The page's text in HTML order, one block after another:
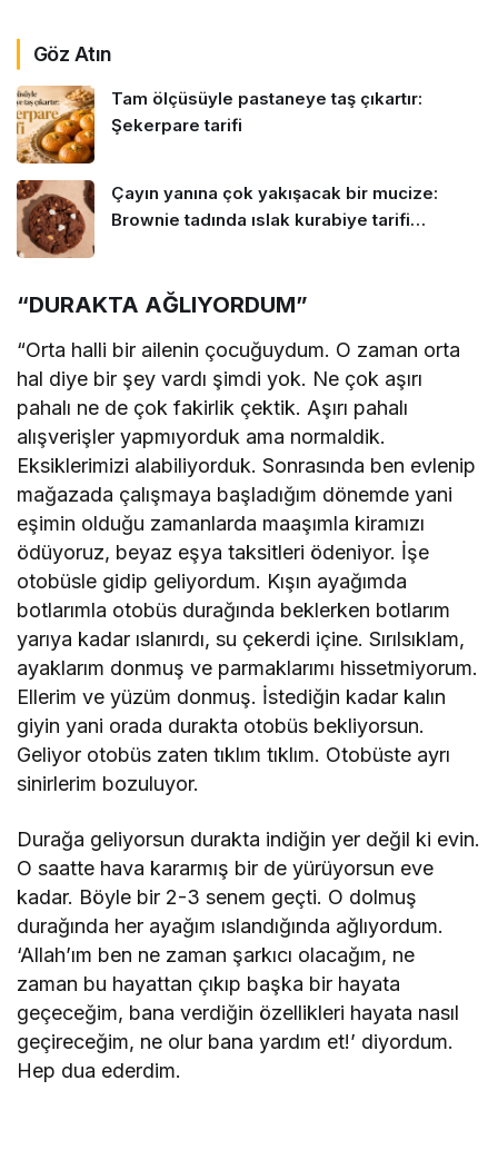
Göz Atın
Tam ölçüsüyle pastaneye taş çıkartır:
Şekerpare tarifi
Çayın yanına çok yakışacak bir mucize:
Brownie tadında ıslak kurabiye tarifi…
“DURAKTA AĞLIYORDUM”
“Orta halli bir ailenin çocuğuydum. O zaman orta
hal diye bir şey vardı şimdi yok. Ne çok aşırı
pahalı ne de çok fakirlik çektik. Aşırı pahalı
alışverişler yapmıyorduk ama normaldik.
Eksiklerimizi alabiliyorduk. Sonrasında ben evlenip
mağazada çalışmaya başladığım dönemde yani
eşimin olduğu zamanlarda maaşımla kiramızı
ödüyoruz, beyaz eşya taksitleri ödeniyor. İşe
otobüsle gidip geliyordum. Kışın ayağımda
botlarımla otobüs durağında beklerken botlarım
yarıya kadar ıslanırdı, su çekerdi içine. Sırılsıklam,
ayaklarım donmuş ve parmaklarımı hissetmiyorum.
Ellerim ve yüzüm donmuş. İstediğin kadar kalın
giyin yani orada durakta otobüs bekliyorsun.
Geliyor otobüs zaten tıklım tıklım. Otobüste ayrı
sinirlerim bozuluyor.
Durağa geliyorsun durakta indiğin yer değil ki evin.
O saatte hava kararmış bir de yürüyorsun eve
kadar. Böyle bir 2-3 senem geçti. O dolmuş
durağında her ayağım ıslandığında ağlıyordum.
‘Allah’ım ben ne zaman şarkıcı olacağım, ne
zaman bu hayattan çıkıp başka bir hayata
geçeceğim, bana verdiğin özellikleri hayata nasıl
geçireceğim, ne olur bana yardım et!’ diyordum.
Hep dua ederdim.